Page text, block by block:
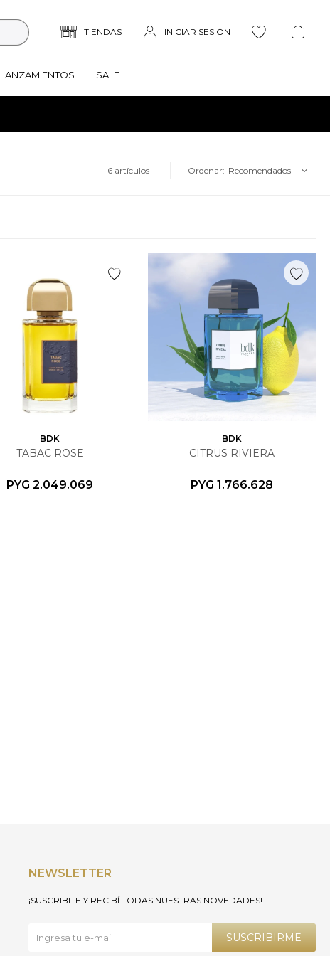
LANZAMIENTOS SALE
6 artículos Recomendados
BDK
TABAC ROSE
PYG 2.049.069
BDK
CITRUS RIVIERA
PYG 1.766.628
NEWSLETTER
¡SUSCRIBITE Y RECIBÍ TODAS NUESTRAS NOVEDADES!
SUSCRIBIRME